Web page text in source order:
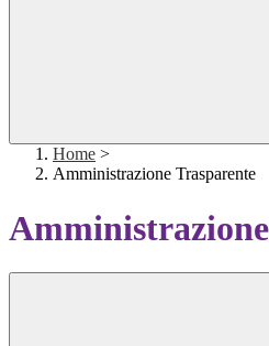
Home >
Amministrazione Trasparente